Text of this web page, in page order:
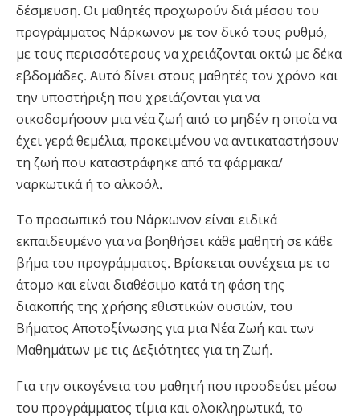
δέσμευση. Οι μαθητές προχωρούν διά μέσου του
προγράμματος Νάρκωνον με τον δικό τους ρυθμό,
με τους περισσότερους να χρειάζονται οκτώ με δέκα
εβδομάδες. Αυτό δίνει στους μαθητές τον χρόνο και
την υποστήριξη που χρειάζονται για να
οικοδομήσουν μια νέα ζωή από το μηδέν η οποία να
έχει γερά θεμέλια, προκειμένου να αντικαταστήσουν
τη ζωή που καταστράφηκε από τα φάρμακα/
ναρκωτικά ή το αλκοόλ.
Το προσωπικό του Νάρκωνον είναι ειδικά
εκπαιδευμένο για να βοηθήσει κάθε μαθητή σε κάθε
βήμα του προγράμματος. Βρίσκεται συνέχεια με το
άτομο και είναι διαθέσιμο κατά τη φάση της
διακοπής της χρήσης εθιστικών ουσιών, του
Βήματος Αποτοξίνωσης για μια Νέα Ζωή και των
Μαθημάτων με τις Δεξιότητες για τη Ζωή.
Για την οικογένεια του μαθητή που προοδεύει μέσω
του προγράμματος τίμια και ολοκληρωτικά, το